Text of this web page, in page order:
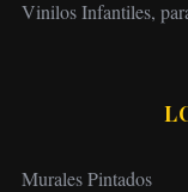
Vinilos Infantiles,
Murales Pintados